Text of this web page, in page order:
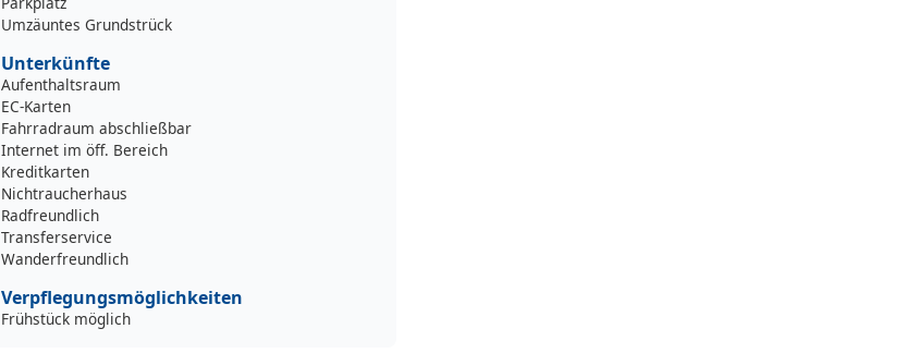
Umzäuntes Grundstrück
Unterkünfte
Aufenthaltsraum
EC-Karten
Fahrradraum abschließbar
Internet im öff. Bereich
Kreditkarten
Nichtraucherhaus
Radfreundlich
Transferservice
Wanderfreundlich
Verpflegungsmöglichkeiten
Frühstück möglich